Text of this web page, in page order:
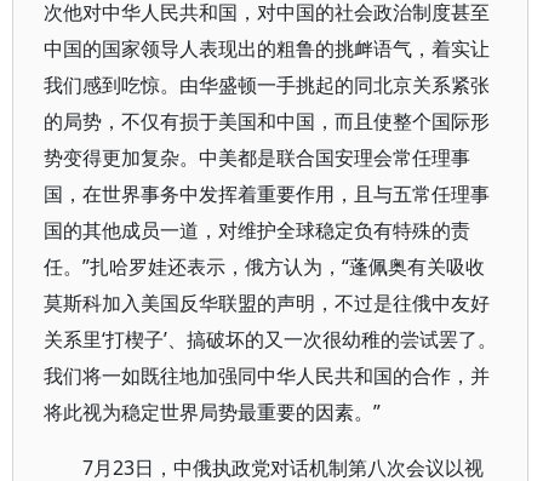
次他对中华人民共和国，对中国的社会政治制度甚至
中国的国家领导人表现出的粗鲁的挑衅语气，着实让
我们感到吃惊。由华盛顿一手挑起的同北京关系紧张
的局势，不仅有损于美国和中国，而且使整个国际形
势变得更加复杂。中美都是联合国安理会常任理事
国，在世界事务中发挥着重要作用，且与五常任理事
国的其他成员一道，对维护全球稳定负有特殊的责
任。”扎哈罗娃还表示，俄方认为，“蓬佩奥有关吸收
莫斯科加入美国反华联盟的声明，不过是往俄中友好
关系里‘打楔子’、搞破坏的又一次很幼稚的尝试罢了。
我们将一如既往地加强同中华人民共和国的合作，并
将此视为稳定世界局势最重要的因素。”
7月23日，中俄执政党对话机制第八次会议以视